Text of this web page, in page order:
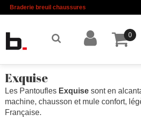
Braderie breuil chaussures
0
Exquise
Les Pantoufles Exquise sont en
machine, chausson et mule confort,
Française.